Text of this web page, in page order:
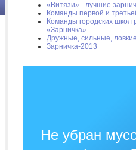
«Витязи» - лучшие
Команды первой и
Команды городских школ
«Зарничка» ...
Дружные, сильные,
Зарничка-2013
Не убран